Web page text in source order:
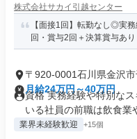
株式会社サカイ引越センター
【面接1回】転勤なし◎実
回・賞与2回＋決算賞与あり
〒920-0001石川県金沢
月給24万円～40万円
資格 実務経験や特別な
いる社員の前職は飲食業
業界未経験歓迎 +15個